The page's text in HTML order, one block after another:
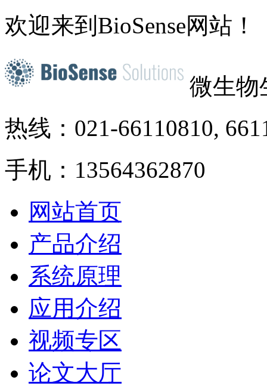
欢迎来到BioSense网站！
微生物
热线：021-66110810,
手机：13564362870
网站首页
产品介绍
系统原理
应用介绍
视频专区
论文大厅